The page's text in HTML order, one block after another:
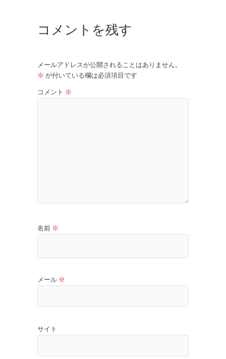
コメントを残す
メールアドレスが公開されることはありません。
※ が付いている欄は必須項目です
コメント ※
名前 ※
メール ※
サイト